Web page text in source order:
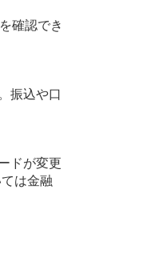
確認でき
振込や口
ドが変更
は金融